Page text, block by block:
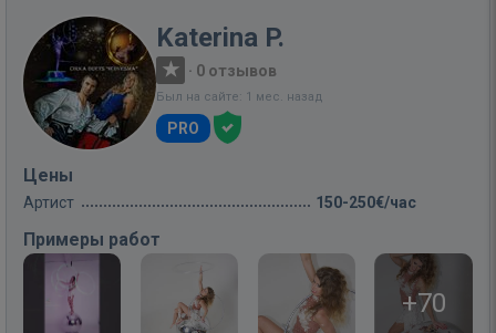
Katerina P.
· 0 отзывов
Был на сайте: 1 мес. назад
PRO
Цены
Артист 150-250€/час
Примеры работ
+70